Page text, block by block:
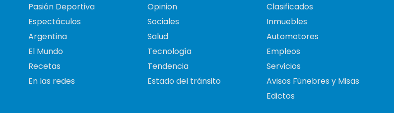
Pasión Deportiva
Espectáculos
Argentina
El Mundo
Recetas
En las redes
Opinion
Sociales
Salud
Tecnología
Tendencia
Estado del tránsito
Clasificados
Inmuebles
Automotores
Empleos
Servicios
Avisos Fúnebres y Misas
Edictos